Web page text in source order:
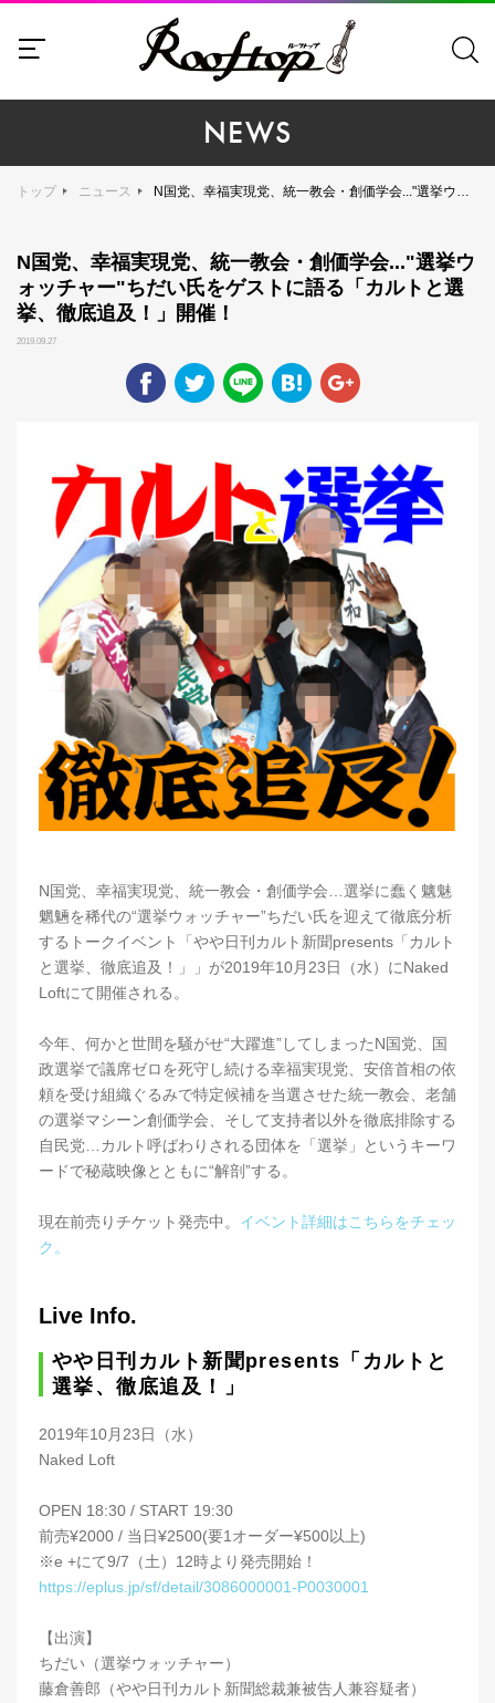
NEWS
トップ ニュース N国党、幸福実現党、統一教会・創価学会..."選挙ウォッチャー"ちだい氏をゲストに語る「カルトと選挙、徹底追及！」開催！
N国党、幸福実現党、統一教会・創価学会..."選挙ウ
ォッチャー"ちだい氏をゲストに語る「カルトと選
挙、徹底追及！」開催！
2019.09.27
N国党、幸福実現党、統一教会・創価学会…選挙に蠢く魑魅
魍魎を稀代の“選挙ウォッチャー”ちだい氏を迎えて徹底分析
するトークイベント「やや日刊カルト新聞presents「カルト
と選挙、徹底追及！」」が2019年10月23日（水）にNaked
Loftにて開催される。
今年、何かと世間を騒がせ“大躍進”してしまったN国党、国
政選挙で議席ゼロを死守し続ける幸福実現党、安倍首相の依
頼を受け組織ぐるみで特定候補を当選させた統一教会、老舗
の選挙マシーン創価学会、そして支持者以外を徹底排除する
自民党…カルト呼ばわりされる団体を「選挙」というキーワ
ードで秘蔵映像とともに“解剖”する。
現在前売りチケット発売中。 イベント詳細はこちらをチェッ
ク。
Live Info.
やや日刊カルト新聞presents「カルトと
選挙、徹底追及！」
2019年10月23日（水）
Naked Loft
OPEN 18:30 / START 19:30
前売¥2000 / 当日¥2500(要1オーダー¥500以上)
※e +にて9/7（土）12時より発売開始！
https://eplus.jp/sf/detail/3086000001-P0030001
【出演】
ちだい（選挙ウォッチャー）
藤倉善郎（やや日刊カルト新聞総裁兼被告人兼容疑者）